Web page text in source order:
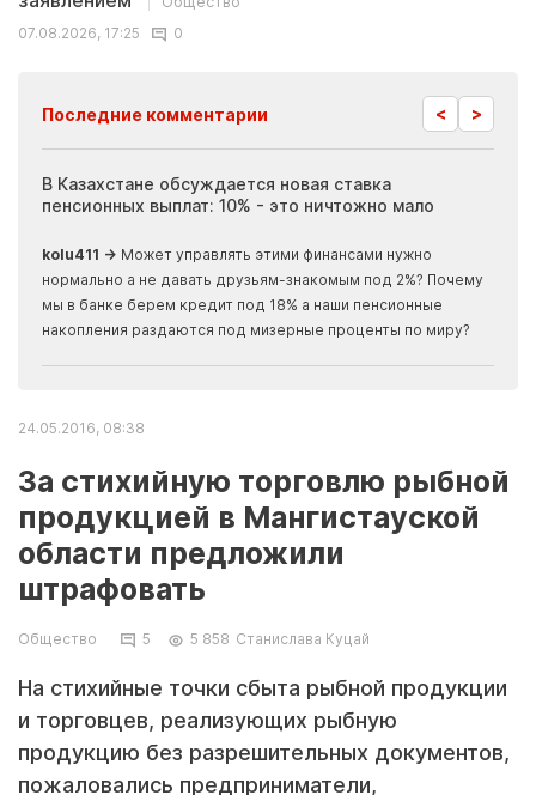
07.08.2026, 17:25
0
Последние комментарии < >
В Казахстане обсуждается новая ставка
пенсионных выплат: 10% - это ничтожно мало
kolu411 → Может управлять этими финансами нужно
нормально а не давать друзьям-знакомым под 2%? Почему
мы в банке берем кредит под 18% а наши пенсионные
накопления раздаются под мизерные проценты по миру?
24.05.2016, 08:38
За стихийную торговлю рыбной
продукцией в Мангистауской
области предложили
штрафовать
Общество 5 5 858 Станислава Куцай
На стихийные точки сбыта рыбной продукции
и торговцев, реализующих рыбную
продукцию без разрешительных документов,
пожаловались предприниматели,